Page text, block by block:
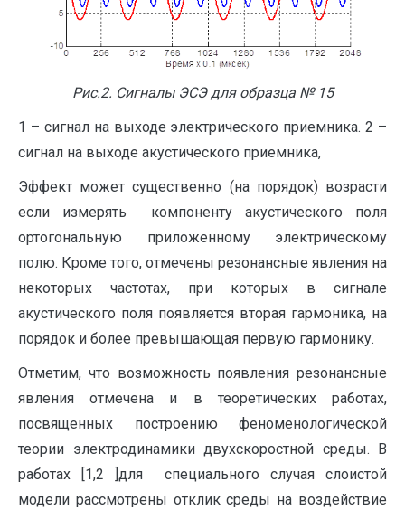
Рис.2. Сигналы ЭСЭ для образца № 15
1 – сигнал на выходе электрического приемника. 2 –
сигнал на выходе акустического приемника,
Эффект может существенно (на порядок) возрасти
если измерять компоненту акустического поля
ортогональную приложенному электрическому
полю. Кроме того, отмечены резонансные явления на
некоторых частотах, при которых в сигнале
акустического поля появляется вторая гармоника, на
порядок и более превышающая первую гармонику.
Отметим, что возможность появления резонансные
явления отмечена и в теоретических работах,
посвященных построению феноменологической
теории электродинамики двухскоростной среды. В
работах [1,2 ]для специального случая слоистой
модели рассмотрены отклик среды на воздействие